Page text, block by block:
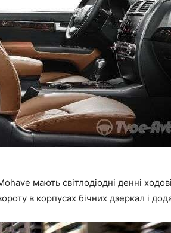
мають світлодіодні денні
в корпусах бічних дзеркал і